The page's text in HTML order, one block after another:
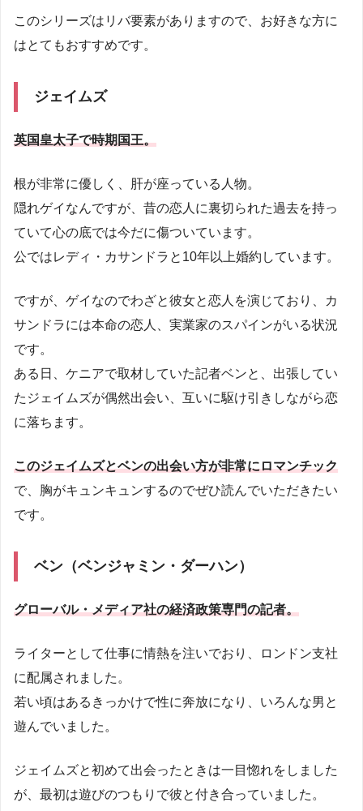
このシリーズはリバ要素がありますので、お好きな方に
はとてもおすすめです。
ジェイムズ
英国皇太子で時期国王。
根が非常に優しく、肝が座っている人物。
隠れゲイなんですが、昔の恋人に裏切られた過去を持っ
ていて心の底では今だに傷ついています。
公ではレディ・カサンドラと10年以上婚約しています。
ですが、ゲイなのでわざと彼女と恋人を演じており、カ
サンドラには本命の恋人、実業家のスパインがいる状況
です。
ある日、ケニアで取材していた記者ベンと、出張してい
たジェイムズが偶然出会い、互いに駆け引きしながら恋
に落ちます。
このジェイムズとベンの出会い方が非常にロマンチック
で、胸がキュンキュンするのでぜひ読んでいただきたい
です。
ベン（ベンジャミン・ダーハン）
グローバル・メディア社の経済政策専門の記者。
ライターとして仕事に情熱を注いでおり、ロンドン支社
に配属されました。
若い頃はあるきっかけで性に奔放になり、いろんな男と
遊んでいました。
ジェイムズと初めて出会ったときは一目惚れをしました
が、最初は遊びのつもりで彼と付き合っていました。